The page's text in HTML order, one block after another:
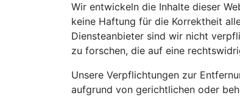
Wir entwickeln die Inhalte dieser
keine Haftung für die Korrektheit
Diensteanbieter sind wir nicht
zu forschen, die auf eine
Unsere Verpflichtungen zur
aufgrund von gerichtlichen oder